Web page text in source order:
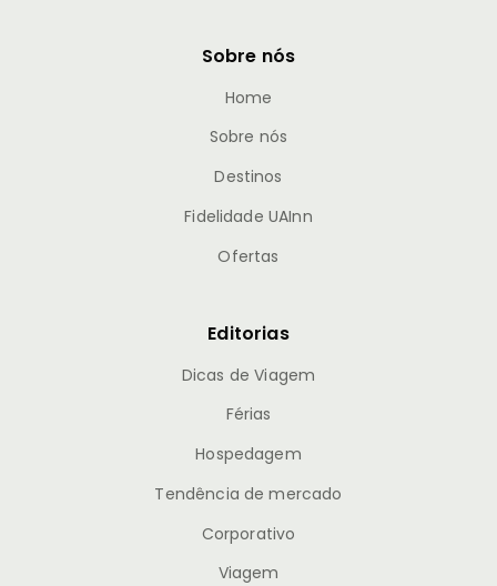
Sobre nós
Home
Sobre nós
Destinos
Fidelidade UAInn
Ofertas
Editorias
Dicas de Viagem
Férias
Hospedagem
Tendência de mercado
Corporativo
Viagem